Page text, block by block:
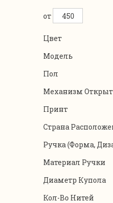
от
Цвет
Модель
Пол
Механизм
Принт
Страна
Ручка (форма,
Материал Ручки
Диаметр Купола
Кол-Во Нитей